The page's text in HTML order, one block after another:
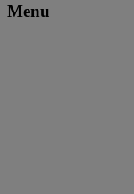
Menu